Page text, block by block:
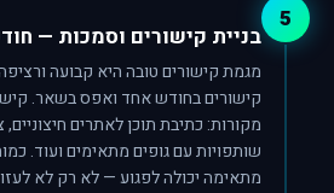
5
בניית קישורים וסמכות — חודשים
קישורים בחודש אחד ואפס בשאר.
מקורות: כתיבת תוכן לאתרים
שותפויות עם גופים מתאימים ועוד.
מתאימה יכולה לפגוע — לא רק לא